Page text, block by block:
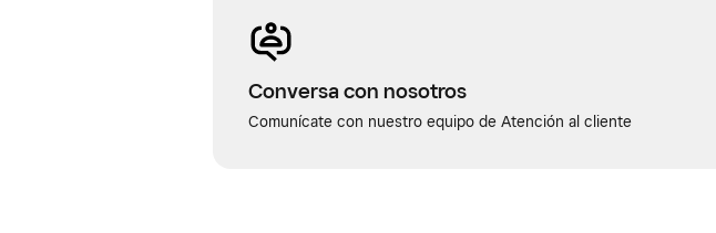
Conversa con nosotros
Comunícate con nuestro equipo de Atención al cliente